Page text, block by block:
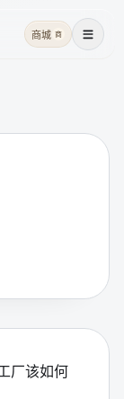
商城 商 菜单
厂该如何